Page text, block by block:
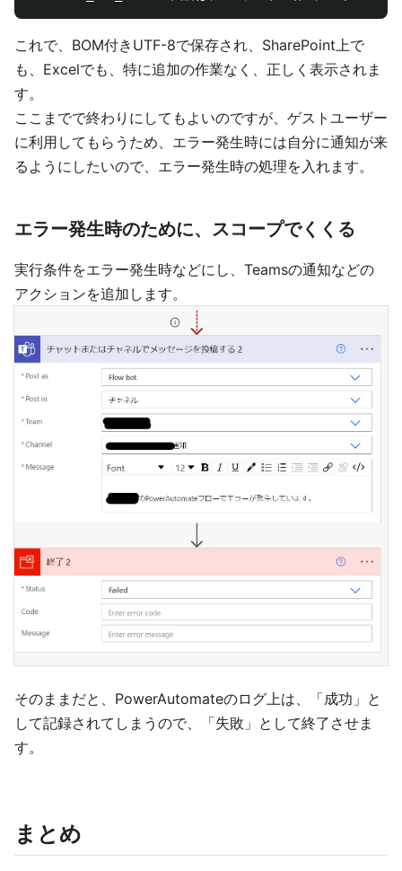
これで、BOM付きUTF-8で保存され、SharePoint上で
も、Excelでも、特に追加の作業なく、正しく表示されま
す。
ここまでで終わりにしてもよいのですが、ゲストユーザー
に利用してもらうため、エラー発生時には自分に通知が来
るようにしたいので、エラー発生時の処理を入れます。
エラー発生時のために、スコープでくくる
実行条件をエラー発生時などにし、Teamsの通知などの
アクションを追加します。
そのままだと、PowerAutomateのログ上は、「成功」と
して記録されてしまうので、「失敗」として終了させま
す。
まとめ